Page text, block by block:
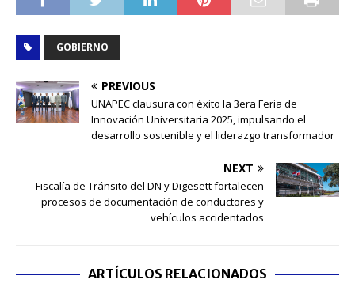
GOBIERNO
PREVIOUS
UNAPEC clausura con éxito la 3era Feria de
Innovación Universitaria 2025, impulsando el
desarrollo sostenible y el liderazgo transformador
NEXT
Fiscalía de Tránsito del DN y Digesett fortalecen
procesos de documentación de conductores y
vehículos accidentados
ARTÍCULOS RELACIONADOS